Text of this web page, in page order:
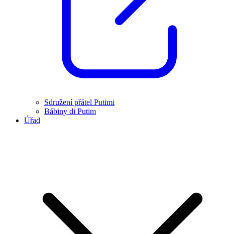
Sdružení přátel Putimi
Bábiny di Putim
Úřad